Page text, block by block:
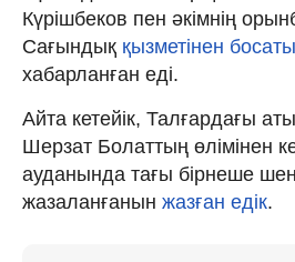
Күрішбеков пен әкімнің
Сағындық қызметінен
хабарланған еді.
Айта кетейік, Талғардағы
Шерзат Болаттың өлімінен
ауданында тағы бірнеше
жазаланғанын жазған едік.